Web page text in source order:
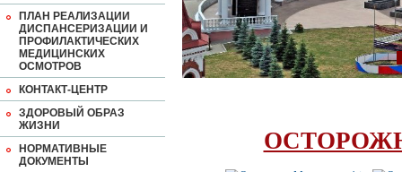
ПЛАН РЕАЛИЗАЦИИ
ДИСПАНСЕРИЗАЦИИ И
ПРОФИЛАКТИЧЕСКИХ
МЕДИЦИНСКИХ
ОСМОТРОВ
КОНТАКТ-ЦЕНТР
ЗДОРОВЫЙ ОБРАЗ
ЖИЗНИ
НОРМАТИВНЫЕ
ДОКУМЕНТЫ